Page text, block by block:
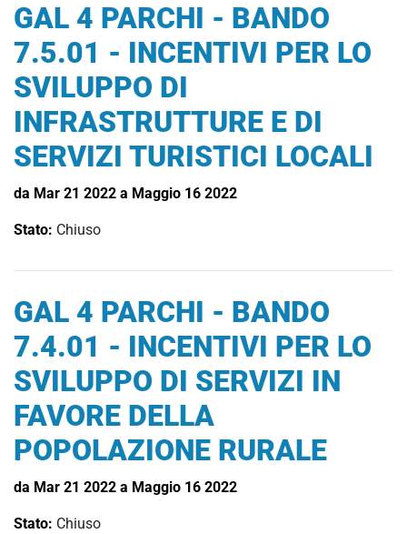
GAL 4 PARCHI - BANDO
7.5.01 - INCENTIVI PER LO
SVILUPPO DI
INFRASTRUTTURE E DI
SERVIZI TURISTICI LOCALI
da Mar 21 2022 a Maggio 16 2022
Stato: Chiuso
GAL 4 PARCHI - BANDO
7.4.01 - INCENTIVI PER LO
SVILUPPO DI SERVIZI IN
FAVORE DELLA
POPOLAZIONE RURALE
da Mar 21 2022 a Maggio 16 2022
Stato: Chiuso